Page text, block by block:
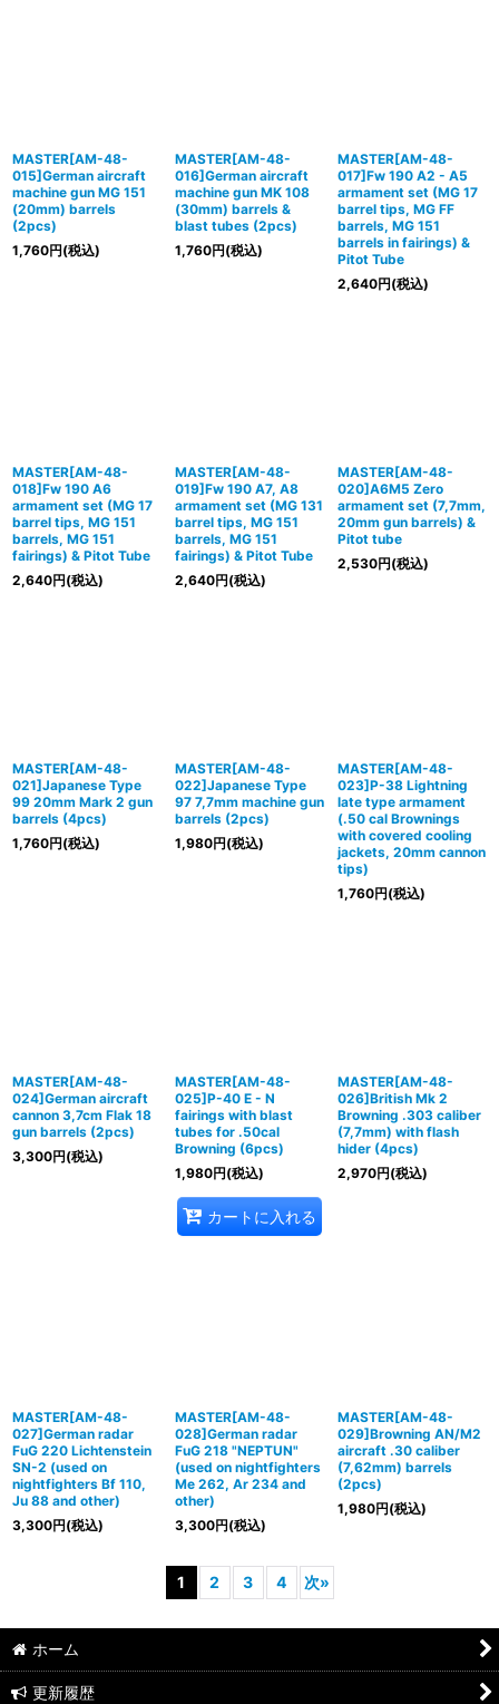
MASTER[AM-48-
015]German aircraft
machine gun MG 151
(20mm) barrels
(2pcs)
1,760円(税込)
MASTER[AM-48-
016]German aircraft
machine gun MK 108
(30mm) barrels &
blast tubes (2pcs)
1,760円(税込)
MASTER[AM-48-
017]Fw 190 A2 - A5
armament set (MG 17
barrel tips, MG FF
barrels, MG 151
barrels in fairings) &
Pitot Tube
2,640円(税込)
MASTER[AM-48-
018]Fw 190 A6
armament set (MG 17
barrel tips, MG 151
barrels, MG 151
fairings) & Pitot Tube
2,640円(税込)
MASTER[AM-48-
019]Fw 190 A7, A8
armament set (MG 131
barrel tips, MG 151
barrels, MG 151
fairings) & Pitot Tube
2,640円(税込)
MASTER[AM-48-
020]A6M5 Zero
armament set (7,7mm,
20mm gun barrels) &
Pitot tube
2,530円(税込)
MASTER[AM-48-
021]Japanese Type
99 20mm Mark 2 gun
barrels (4pcs)
1,760円(税込)
MASTER[AM-48-
022]Japanese Type
97 7,7mm machine gun
barrels (2pcs)
1,980円(税込)
MASTER[AM-48-
023]P-38 Lightning
late type armament
(.50 cal Brownings
with covered cooling
jackets, 20mm cannon
tips)
1,760円(税込)
MASTER[AM-48-
024]German aircraft
cannon 3,7cm Flak 18
gun barrels (2pcs)
3,300円(税込)
MASTER[AM-48-
025]P-40 E - N
fairings with blast
tubes for .50cal
Browning (6pcs)
1,980円(税込)
カートに入れる
MASTER[AM-48-
026]British Mk 2
Browning .303 caliber
(7,7mm) with flash
hider (4pcs)
2,970円(税込)
MASTER[AM-48-
027]German radar
FuG 220 Lichtenstein
SN-2 (used on
nightfighters Bf 110,
Ju 88 and other)
3,300円(税込)
MASTER[AM-48-
028]German radar
FuG 218 "NEPTUN"
(used on nightfighters
Me 262, Ar 234 and
other)
3,300円(税込)
MASTER[AM-48-
029]Browning AN/M2
aircraft .30 caliber
(7,62mm) barrels
(2pcs)
1,980円(税込)
1 2 3 4 次»
ホーム
更新履歴